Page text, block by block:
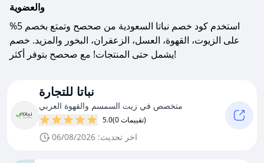
والعضوية
استخدم كود خصم نباتا السعودية من صحصح وتمتع بخصم 5%
على الزيوت، القهوة، العسل، الزعفران، البخور والمزيد. خصم
يشمل حتى المنتجات! مع صحصح بتوفر أكثر!
نباتا للتجارة
متخصص في زيت السمسم والقهوة العربي
5.0 (0 تقييمات)
اخر تحديث: 06/08/2026